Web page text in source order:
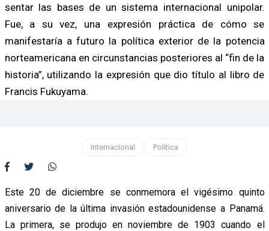
sentar las bases de un sistema internacional unipolar.
Fue, a su vez, una expresión práctica de cómo se
manifestaría a futuro la política exterior de la potencia
norteamericana en circunstancias posteriores al “fin de la
historia”, utilizando la expresión que dio título al libro de
Francis Fukuyama.
Internacional Política
Este 20 de diciembre se conmemora el vigésimo quinto
aniversario de la última invasión estadounidense a Panamá.
La primera, se produjo en noviembre de 1903 cuando el